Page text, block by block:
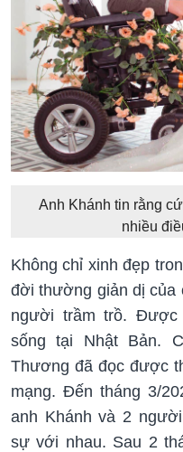
Anh Khánh tin rằng
nhiều
Không chỉ xinh đẹp
đời thường giản dị của
người trầm trồ. Được
sống tại Nhật Bản.
Thương đã đọc được
mạng. Đến tháng 3/
anh Khánh và 2
sự với nhau. Sau 2